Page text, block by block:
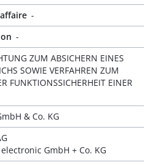
-
-
ZUM ABSICHERN EINES
SOWIE VERFAHREN ZUM
FUNKTIONSSICHERHEIT EINER
& Co. KG
GmbH + Co. KG